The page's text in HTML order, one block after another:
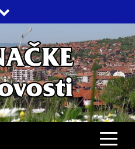
ЕКОНОМИЈА,
ИМЕНИК,